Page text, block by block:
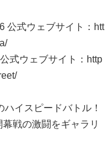
公式ウェブサイト：htt
式ウェブサイト：http
ハイスピードバトル！
戦の激闘をギャラリ